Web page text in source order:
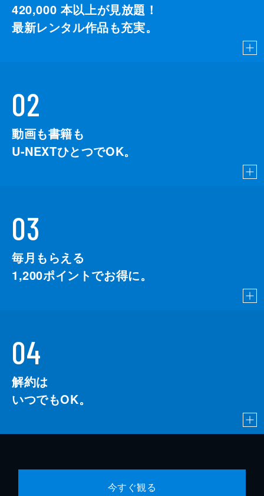
420,000 本以上が見放題！
最新レンタル作品も充実。
02
動画も書籍も
U-NEXTひとつでOK。
03
毎月もらえる
1,200ポイントでお得に。
04
解約は
いつでもOK。
今すぐ観る